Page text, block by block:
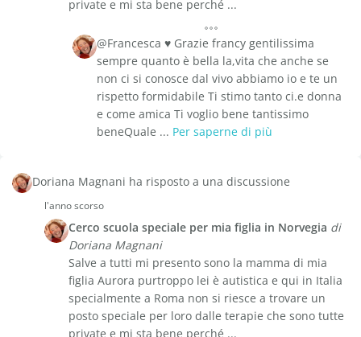
private e mi sta bene perché ...
@Francesca ♥️ Grazie francy gentilissima
sempre quanto è bella la,vita che anche se
non ci si conosce dal vivo abbiamo io e te un
rispetto formidabile Ti stimo tanto ci.e donna
e come amica Ti voglio bene tantissimo
beneQuale ... Per saperne di più
Doriana Magnani ha risposto a una discussione
l'anno scorso
Cerco scuola speciale per mia figlia in Norvegia di
Doriana Magnani
Salve a tutti mi presento sono la mamma di mia
figlia Aurora purtroppo lei è autistica e qui in Italia
specialmente a Roma non si riesce a trovare un
posto speciale per loro dalle terapie che sono tutte
private e mi sta bene perché ...